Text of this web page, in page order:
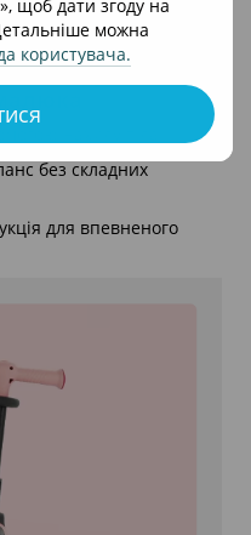
щоб дати згоду на
можна
користувача.
керування для
нахилу тіла
без складних
для впевненого